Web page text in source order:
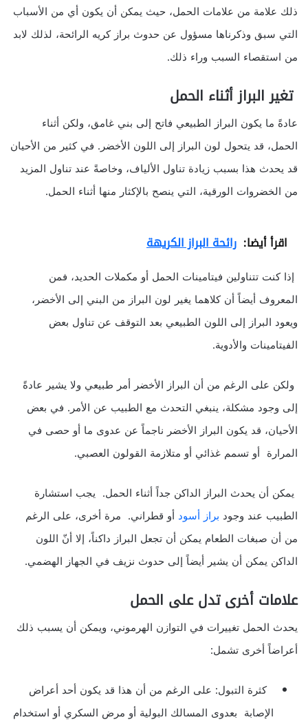
ذلك علامة من علامات الحمل، حيث يمكن أن يكون أي من الأسباب
التي سبق وذكرناها مسؤول عن حدوث براز كريه الرائحة، لذلك لابد
من استقصاء السبب وراء ذلك.
تغير البراز أثناء الحمل
عادةً ما يكون البراز الطبيعي فاتح إلى بني غامق، ولكن أثناء
الحمل، قد يتحول لون البراز إلى اللون الأخضر. في كثير من الأحيان
قد يحدث هذا بسبب زيادة تناول الألياف، وخاصةً عند تناول المزيد
من الخضروات الورقية، التي ينصح بالإكثار منها أثناء الحمل.
اقرأ أيضا: رائحة البراز الكريهة
إذا كنت تتناولين فيتامينات الحمل أو مكملات الحديد، فمن
المعروف أيضاً أن كلاهما يغير لون البراز من البني إلى الأخضر،
ويعود البراز إلى اللون الطبيعي بعد التوقف عن تناول بعض
الفيتامينات والأدوية.
ولكن على الرغم من أن البراز الأخضر أمر طبيعي ولا يشير عادةً
إلى وجود مشكلة، ينبغي التحدث مع الطبيب عن الأمر. في بعض
الأحيان، قد يكون البراز الأخضر ناجماً عن عدوى ما أو حصى في
المرارة أو تسمم غذائي أو متلازمة القولون العصبي.
يمكن أن يحدث البراز الداكن جداً أثناء الحمل. يجب استشارة
الطبيب عند وجود براز أسود أو قطراني. مرة أخرى، على الرغم
من أن صبغات الطعام يمكن أن تجعل البراز داكناً، إلا أنّ اللون
الداكن يمكن أن يشير أيضاً إلى حدوث نزيف في الجهاز الهضمي.
علامات أخرى تدل على الحمل
يحدث الحمل تغييرات في التوازن الهرموني، ويمكن أن يسبب ذلك
أعراضاً أخرى تشمل:
كثرة التبول: على الرغم من أن هذا قد يكون أحد أعراض
الإصابة بعدوى المسالك البولية أو مرض السكري أو استخدام